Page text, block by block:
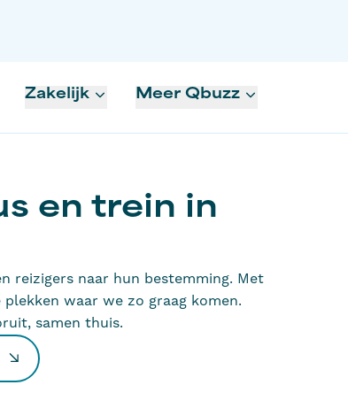
Zakelijk Meer Qbuzz
en trein in
reizigers naar hun bestemming. Met
waar we zo graag komen.
samen thuis.